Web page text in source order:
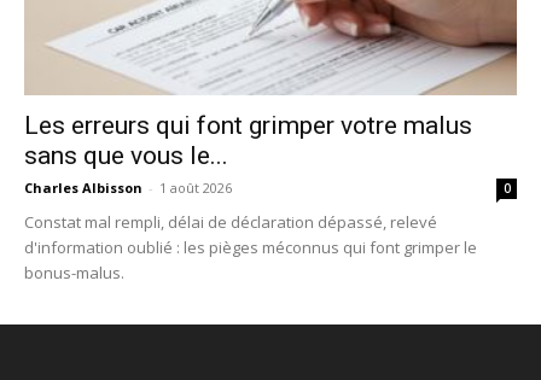
Les erreurs qui font grimper votre malus
sans que vous le...
Charles Albisson - 1 août 2026 0
Constat mal rempli, délai de déclaration dépassé, relevé
d'information oublié : les pièges méconnus qui font grimper le
bonus-malus.